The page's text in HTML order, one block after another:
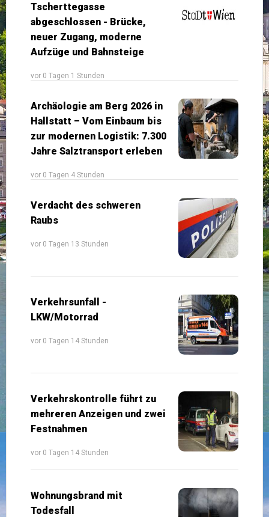
Tscherttegasse
abgeschlossen - Brücke,
neuer Zugang, moderne
Aufzüge und Bahnsteige
vor 0 Tagen 1 Stunden
Archäologie am Berg 2026 in
Hallstatt – Vom Einbaum bis
zur modernen Logistik: 7.300
Jahre Salztransport erleben
vor 0 Tagen 4 Stunden
Verdacht des schweren
Raubs
vor 0 Tagen 13 Stunden
Verkehrsunfall -
LKW/Motorrad
vor 0 Tagen 14 Stunden
Verkehrskontrolle führt zu
mehreren Anzeigen und zwei
Festnahmen
vor 0 Tagen 14 Stunden
Wohnungsbrand mit
Todesfall